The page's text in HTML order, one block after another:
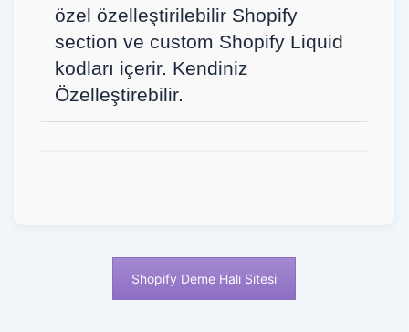
özel özelleştirilebilir Shopify
section ve custom Shopify Liquid
kodları içerir. Kendiniz
Özelleştirebilir.
Shopify Deme Halı Sitesi